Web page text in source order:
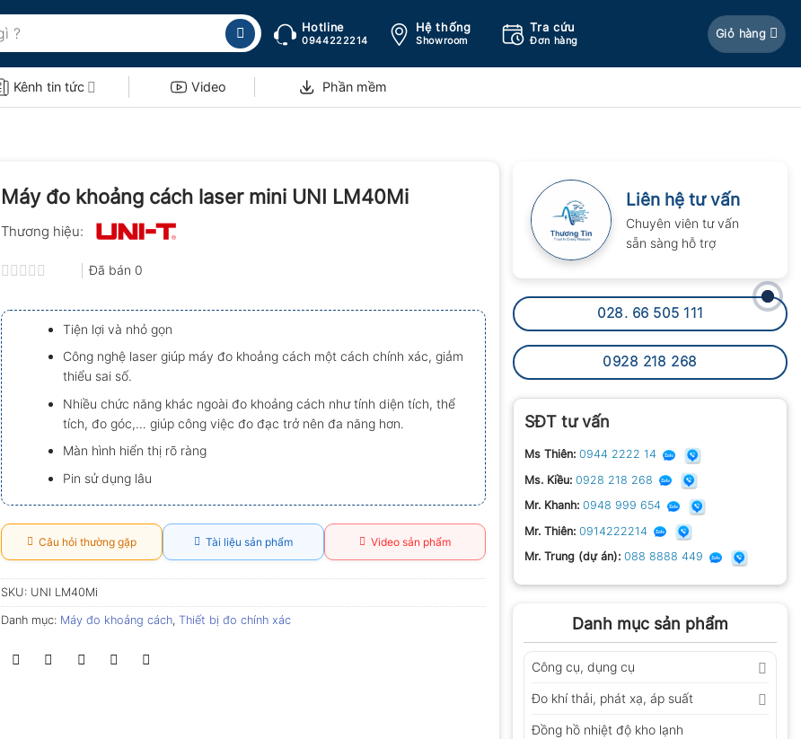
Hotline
0944222214
Hệ thống
Showroom
Tra cứu
Đơn hàng
Giỏ hàng
Kênh tin tức Video Phần mềm
Liên hệ tư vấn
Chuyên viên tư vấn
sẵn sàng hỗ trợ
028. 66 505 111
0928 218 268
SĐT tư vấn
Ms Thiên: 0944 2222 14
Ms. Kiều: 0928 218 268
Mr. Khanh: 0948 999 654
Mr. Thiên: 0914222214
Mr. Trung (dự án): 088 8888 449
Danh mục sản phẩm
Công cụ, dụng cụ
Đo khí thải, phát xạ, áp suất
Đồng hồ nhiệt độ kho lạnh
Máy đo khoảng cách laser mini UNI LM40Mi
Thương hiệu:
xếp
hạng
0.0
5
sao
Đã bán 0
Tiện lợi và nhỏ gọn
Công nghệ laser giúp máy đo khoảng cách một cách chính xác, giảm
thiểu sai số.
Nhiều chức năng khác ngoài đo khoảng cách như tính diện tích, thể
tích, đo góc,… giúp công việc đo đạc trở nên đa năng hơn.
Màn hình hiển thị rõ ràng
Pin sử dụng lâu
Câu hỏi thường gặp Tài liệu sản phẩm Video sản phẩm
SKU: UNI LM40Mi
Danh mục: Máy đo khoảng cách, Thiết bị đo chính xác